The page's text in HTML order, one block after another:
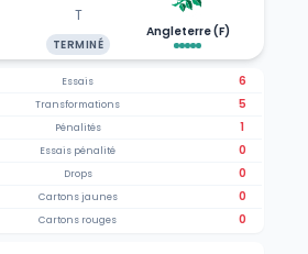
T
TERMINÉ
Angleterre (F)
Essais
6
Transformations
5
Pénalités
1
Essais pénalité
0
Drops
0
Cartons jaunes
0
Cartons rouges 0